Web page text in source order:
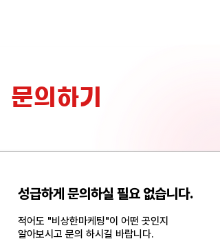
문의하기
성급하게 문의하실 필요 없습니다.
적어도 "비상한마케팅"이 어떤 곳인지
알아보시고 문의 하시길 바랍니다.